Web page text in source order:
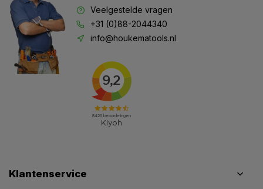
Veelgestelde vragen
+31 (0)88-2044340
info@houkematools.nl
Klantenservice